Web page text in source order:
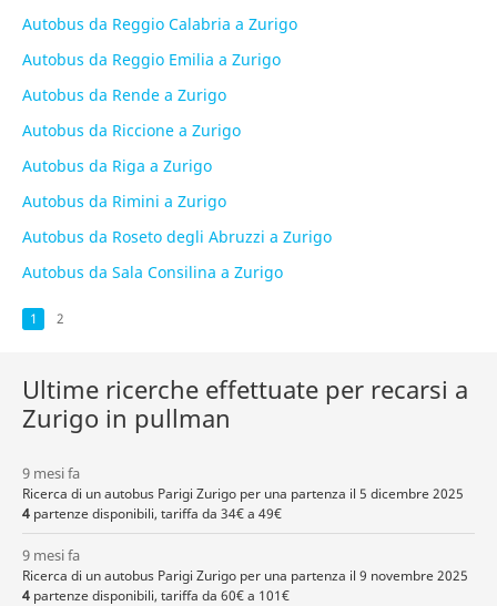
Autobus da Reggio Calabria a Zurigo
Autobus da Reggio Emilia a Zurigo
Autobus da Rende a Zurigo
Autobus da Riccione a Zurigo
Autobus da Riga a Zurigo
Autobus da Rimini a Zurigo
Autobus da Roseto degli Abruzzi a Zurigo
Autobus da Sala Consilina a Zurigo
1 2
Ultime ricerche effettuate per recarsi a
Zurigo in pullman
9 mesi fa
Ricerca di un autobus Parigi Zurigo per una partenza il 5 dicembre 2025
4 partenze disponibili, tariffa da 34€ a 49€
9 mesi fa
Ricerca di un autobus Parigi Zurigo per una partenza il 9 novembre 2025
4 partenze disponibili, tariffa da 60€ a 101€